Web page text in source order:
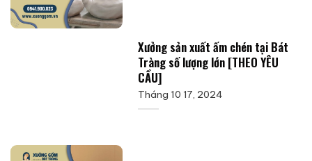
Xưởng sản xuất ấm chén tại Bát
Tràng số lượng lớn [THEO YÊU
CẦU]
Tháng 10 17, 2024